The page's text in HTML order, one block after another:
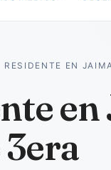
RESIDENTE EN